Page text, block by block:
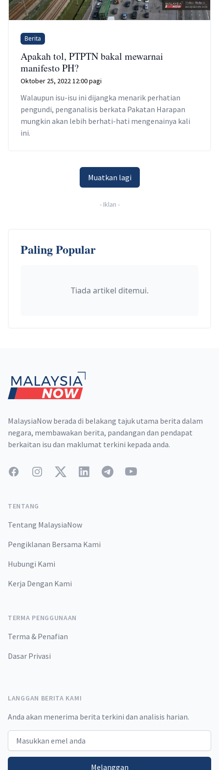
Berita
Apakah tol, PTPTN bakal mewarnai
manifesto PH?
Oktober 25, 2022 12:00 pagi
Walaupun isu-isu ini dijangka menarik perhatian
pengundi, penganalisis berkata Pakatan Harapan
mungkin akan lebih berhati-hati mengenainya kali
ini.
Muatkan lagi
- Iklan -
Paling Popular
Tiada artikel ditemui.
MalaysiaNow berada di belakang tajuk utama berita dalam
negara, membawakan berita, pandangan dan pendapat
berkaitan isu dan maklumat terkini kepada anda.
FacebookInstagramTwitterLinkedInTelegramYouTube
TENTANG
Tentang MalaysiaNow
Pengiklanan Bersama Kami
Hubungi Kami
Kerja Dengan Kami
TERMA PENGGUNAAN
Terma & Penafian
Dasar Privasi
LANGGAN BERITA KAMI
Anda akan menerima berita terkini dan analisis harian.
Email address
Melanggan